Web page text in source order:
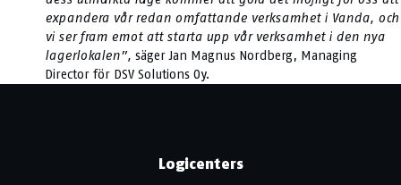
expandera vår redan omfattande verksamhet i Vanda, och
vi ser fram emot att starta upp vår verksamhet i den nya
lagerlokalen”,säger Jan Magnus Nordberg, Managing
Director för DSV Solutions Oy.
Logicenters